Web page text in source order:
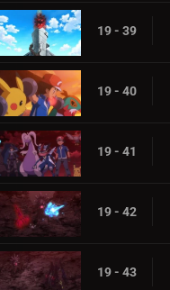
19 - 39
19 - 40
19 - 41
19 - 42
19 - 43